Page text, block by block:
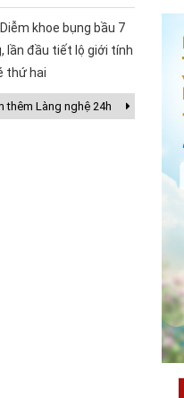
khoe bụng bầu 7
lần đầu tiết lộ giới tính
thứ hai
thêm Làng nghệ 24h